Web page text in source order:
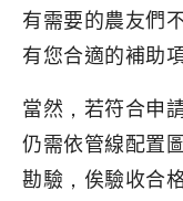
有需要的農友們
有您合適的補助
當然，若符合申
仍需依管線配置
勘驗，俟驗收合